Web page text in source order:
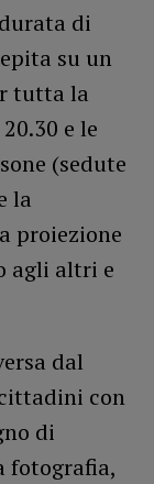
di
su un
tutta la
e le
(sedute
la
proiezione
agli altri e
dal
con
di
fotografia,